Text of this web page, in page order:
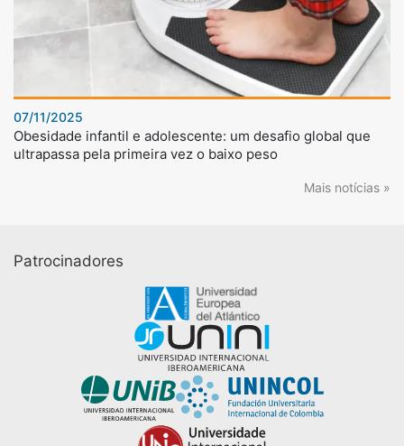
07/11/2025
Obesidade infantil e adolescente: um desafio global que
ultrapassa pela primeira vez o baixo peso
Mais notícias »
Patrocinadores